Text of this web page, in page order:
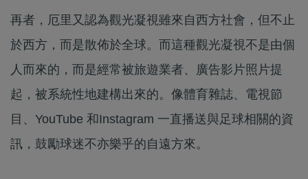
再者，厄里又認為觀光凝視雖來自西方社會，但不止
於西方，而是散佈於全球。而這種觀光凝視不是由個
人而來的，而是經常被旅遊業者、廣告影片照片提
起，被系統性地建構出來的。像體育雜誌、電視節
目、YouTube 和Instagram 一直播送與足球相關的資
訊，鼓勵球迷不亦樂乎的自遠方來。